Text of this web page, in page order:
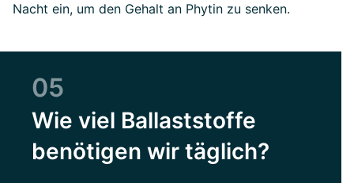
Nacht ein, um den Gehalt an Phytin zu senken.
05
Wie viel Ballaststoffe
benötigen wir täglich?